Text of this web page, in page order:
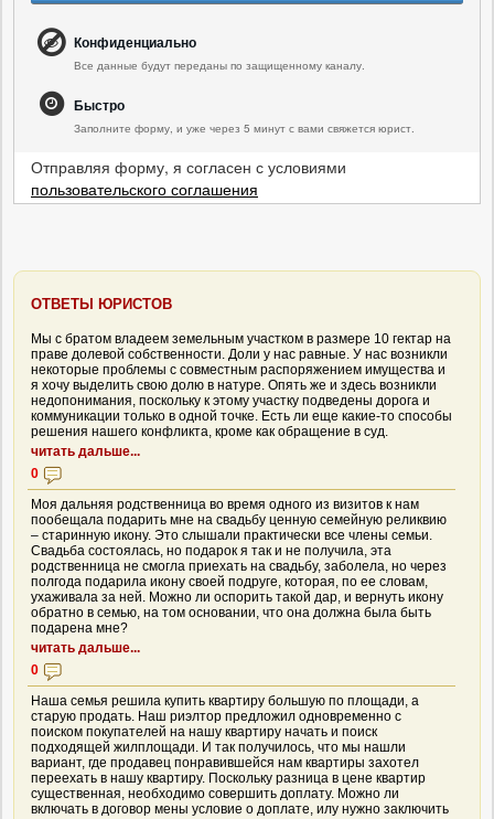
Конфиденциально
Все данные будут переданы по защищенному каналу.
Быстро
Заполните форму, и уже через 5 минут с вами свяжется юрист.
Отправляя форму, я согласен с условиями
пользовательского соглашения
ОТВЕТЫ ЮРИСТОВ
Мы с братом владеем земельным участком в размере 10 гектар на
праве долевой собственности. Доли у нас равные. У нас возникли
некоторые проблемы с совместным распоряжением имущества и
я хочу выделить свою долю в натуре. Опять же и здесь возникли
недопонимания, поскольку к этому участку подведены дорога и
коммуникации только в одной точке. Есть ли еще какие-то способы
решения нашего конфликта, кроме как обращение в суд.
читать дальше...
0
Моя дальняя родственница во время одного из визитов к нам
пообещала подарить мне на свадьбу ценную семейную реликвию
– старинную икону. Это слышали практически все члены семьи.
Свадьба состоялась, но подарок я так и не получила, эта
родственница не смогла приехать на свадьбу, заболела, но через
полгода подарила икону своей подруге, которая, по ее словам,
ухаживала за ней. Можно ли оспорить такой дар, и вернуть икону
обратно в семью, на том основании, что она должна была быть
подарена мне?
читать дальше...
0
Наша семья решила купить квартиру большую по площади, а
старую продать. Наш риэлтор предложил одновременно с
поиском покупателей на нашу квартиру начать и поиск
подходящей жилплощади. И так получилось, что мы нашли
вариант, где продавец понравившейся нам квартиры захотел
переехать в нашу квартиру. Поскольку разница в цене квартир
существенная, необходимо совершить доплату. Можно ли
включать в договор мены условие о доплате, илу нужно заключить